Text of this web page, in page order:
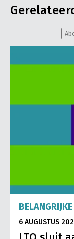
6 AUGUSTUS